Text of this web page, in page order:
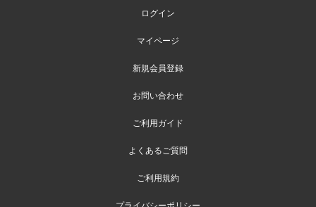
ログイン
マイページ
新規会員登録
お問い合わせ
ご利用ガイド
よくあるご質問
ご利用規約